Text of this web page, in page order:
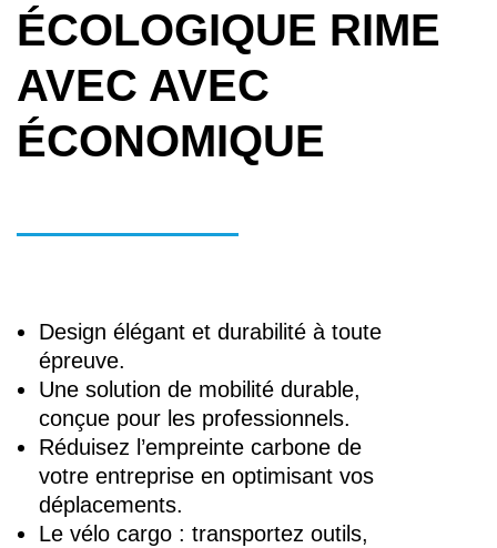
ÉCOLOGIQUE RIME
AVEC AVEC
ÉCONOMIQUE
Design élégant et durabilité à toute
épreuve.
Une solution de mobilité durable,
conçue pour les professionnels.
Réduisez l’empreinte carbone de
votre entreprise en optimisant vos
déplacements.
Le vélo cargo : transportez outils,